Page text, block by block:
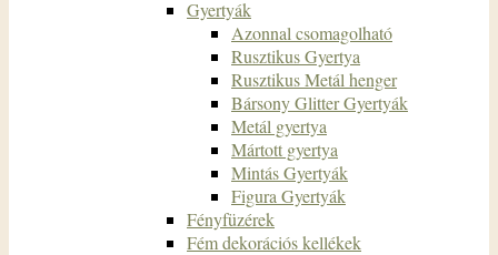
Gyertyák
Azonnal csomagolható
Rusztikus Gyertya
Rusztikus Metál henger
Bársony Glitter Gyertyák
Metál gyertya
Mártott gyertya
Mintás Gyertyák
Figura Gyertyák
Fényfüzérek
Fém dekorációs kellékek